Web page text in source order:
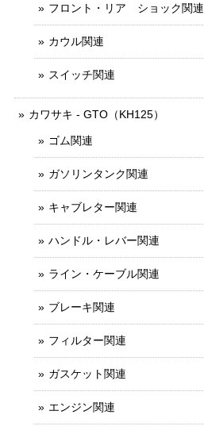
フロント・リア ショック関連
カウル関連
スイッチ関連
カワサキ - GTO（KH125）
ゴム関連
ガソリンタンク関連
キャブレター関連
ハンドル・レバー関連
ライン・ケーブル関連
ブレーキ関連
フィルター関連
ガスケット関連
エンジン関連